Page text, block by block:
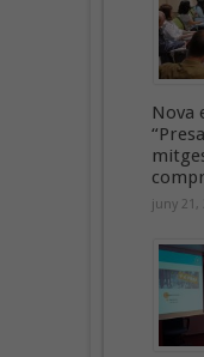
Nova
juny 21,